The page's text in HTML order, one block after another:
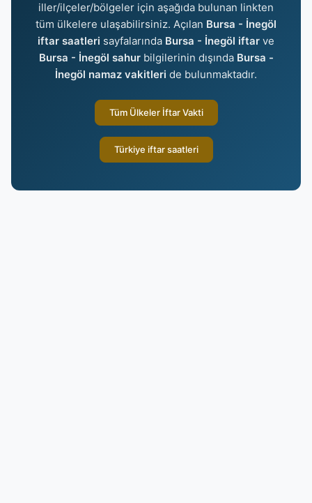
iller/ilçeler/bölgeler için aşağıda bulunan linkten
tüm ülkelere ulaşabilirsiniz. Açılan Bursa - İnegöl
iftar saatleri sayfalarında Bursa - İnegöl iftar ve
Bursa - İnegöl sahurbilgilerinin dışında Bursa -
İnegöl namaz vakitleri de bulunmaktadır.
Tüm Ülkeler İftar Vakti
Türkiye iftar saatleri